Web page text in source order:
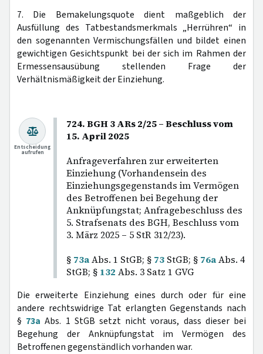
7. Die Bemakelungsquote dient maßgeblich der
Ausfüllung des Tatbestandsmerkmals „Herrühren“ in
den sogenannten Vermischungsfällen und bildet einen
gewichtigen Gesichtspunkt bei der sich im Rahmen der
Ermessensausübung stellenden Frage der
Verhältnismäßigkeit der Einziehung.
724. BGH 3 ARs 2/25 – Beschluss vom
15. April 2025
Anfrageverfahren zur erweiterten
Einziehung (Vorhandensein des
Einziehungsgegenstands im Vermögen
des Betroffenen bei Begehung der
Anknüpfungstat; Anfragebeschluss des
5. Strafsenats des BGH, Beschluss vom
3. März 2025 – 5 StR 312/23).
§ 73aAbs. 1 StGB; § 73 StGB; § 76aAbs. 4
StGB; § 132 Abs. 3 Satz 1 GVG
Entscheidung
aufrufen
Die erweiterte Einziehung eines durch oder für eine
andere rechtswidrige Tat erlangten Gegenstands nach
§ 73a Abs. 1 StGB setzt nicht voraus, dass dieser bei
Begehung der Anknüpfungstat im Vermögen des
Betroffenen gegenständlich vorhanden war.